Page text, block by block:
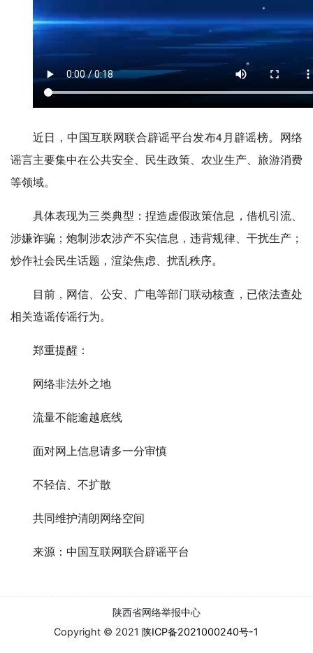
近日，中国互联网联合辟谣平台发布4月辟谣榜。 网络
谣言主要集中在公共安全、民生政策、农业生产、旅游消费
等领域。
具体表现为三类典型： 捏造虚假政策信息，借机引流、
涉嫌诈骗；炮制涉农涉产不实信息，违背规律、干扰生产；
炒作社会民生话题，渲染焦虑、扰乱秩序。
目前，网信、公安、广电等部门联动核查，已依法查处
相关造谣传谣行为。
郑重提醒：
网络非法外之地
流量不能逾越底线
面对网上信息请多一分审慎
不轻信、不扩散
共同维护清朗网络空间
来源：中国互联网联合辟谣平台
陕西省网络举报中心
Copyright © 2021陕ICP备2021000240号-1